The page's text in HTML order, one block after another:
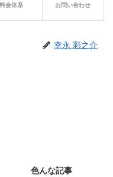
料金体系 お問い合わせ
幸永 彩之介
色んな記事